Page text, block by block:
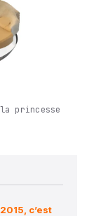
princesse
c’est